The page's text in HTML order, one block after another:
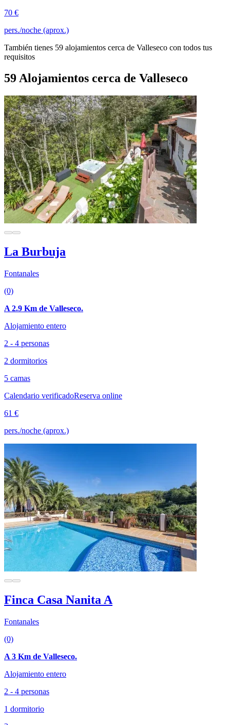
70 €
pers./noche (aprox.)
También tienes 59 alojamientos cerca de Valleseco con todos tus
requisitos
59 Alojamientos cerca de Valleseco
La Burbuja
Fontanales
(0)
A 2.9 Km de Valleseco.
Alojamiento entero
2 - 4 personas
2 dormitorios
5 camas
Calendario verificadoReserva online
61 €
pers./noche (aprox.)
Finca Casa Nanita A
Fontanales
(0)
A 3 Km de Valleseco.
Alojamiento entero
2 - 4 personas
1 dormitorio